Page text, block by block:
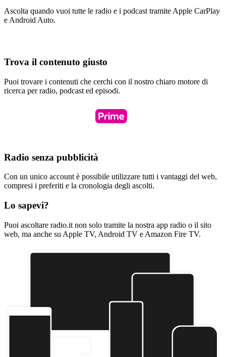
Ascolta quando vuoi tutte le radio e i podcast tramite Apple CarPlay
e Android Auto.
Trova il contenuto giusto
Puoi trovare i contenuti che cerchi con il nostro chiaro motore di
ricerca per radio, podcast ed episodi.
Radio senza pubblicità
Con un unico account è possibile utilizzare tutti i vantaggi del web,
compresi i preferiti e la cronologia degli ascolti.
Lo sapevi?
Puoi ascoltare radio.it non solo tramite la nostra app radio o il sito
web, ma anche su Apple TV, Android TV e Amazon Fire TV.